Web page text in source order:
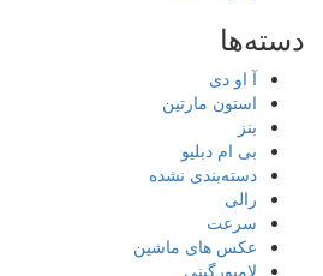
دسته‌ها
آ او دی
استون مارتین
بنز
بی ام دبلیو
دسته‌بندی نشده
رالی
سرعت
عکس های ماشین
لامبورگینی